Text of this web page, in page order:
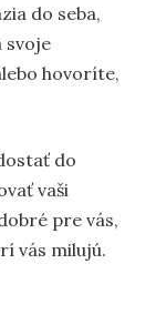
do seba,
svoje
hovoríte,
do
vaši
pre vás,
vás milujú.